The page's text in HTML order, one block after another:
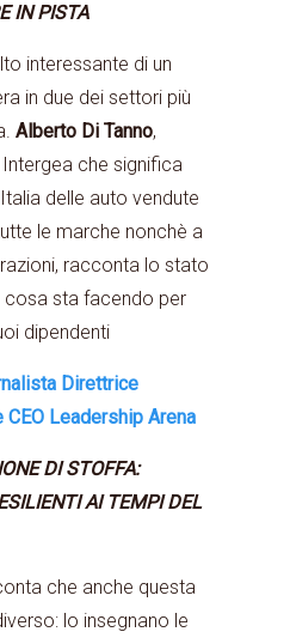
IN PISTA
interessante di un
in due dei settori più
Alberto Di Tanno,
che significa
delle auto vendute
le marche nonchè a
racconta lo stato
cosa sta facendo per
dipendenti
Direttrice
Leadership Arena
DI STOFFA:
AI TEMPI DEL
che anche questa
lo insegnano le